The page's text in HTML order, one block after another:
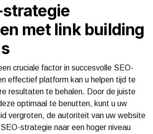
strategie
met link building
cruciale factor in succesvolle SEO-
effectief platform kan u helpen tijd te
resultaten te behalen. Door de juiste
optimaal te benutten, kunt u uw
vergroten, de autoriteit van uw website
strategie naar een hoger niveau